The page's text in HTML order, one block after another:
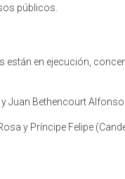
públicos.
en ejecución,
Juan Bethencourt
y Príncipe Felipe